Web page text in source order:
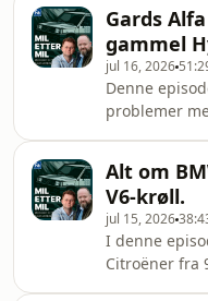
manuell.
acast.com/
tillegg
Coffee, før
hvor en kul
sted, og
med. Hosted
acast.com/
information.
Gards
gammel
jul 16, 2026
Denne
problemer
Hosted on
acast.com/
information.
Alt om
V6-krøll.
jul 15, 2026
I denne
Citroëner fra